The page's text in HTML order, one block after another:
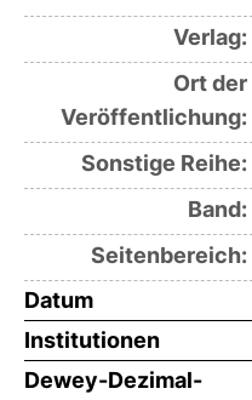
Verlag:
Ort der
Veröffentlichung:
Sonstige Reihe:
Band:
Seitenbereich:
Datum
Institutionen
Dewey-Dezimal-